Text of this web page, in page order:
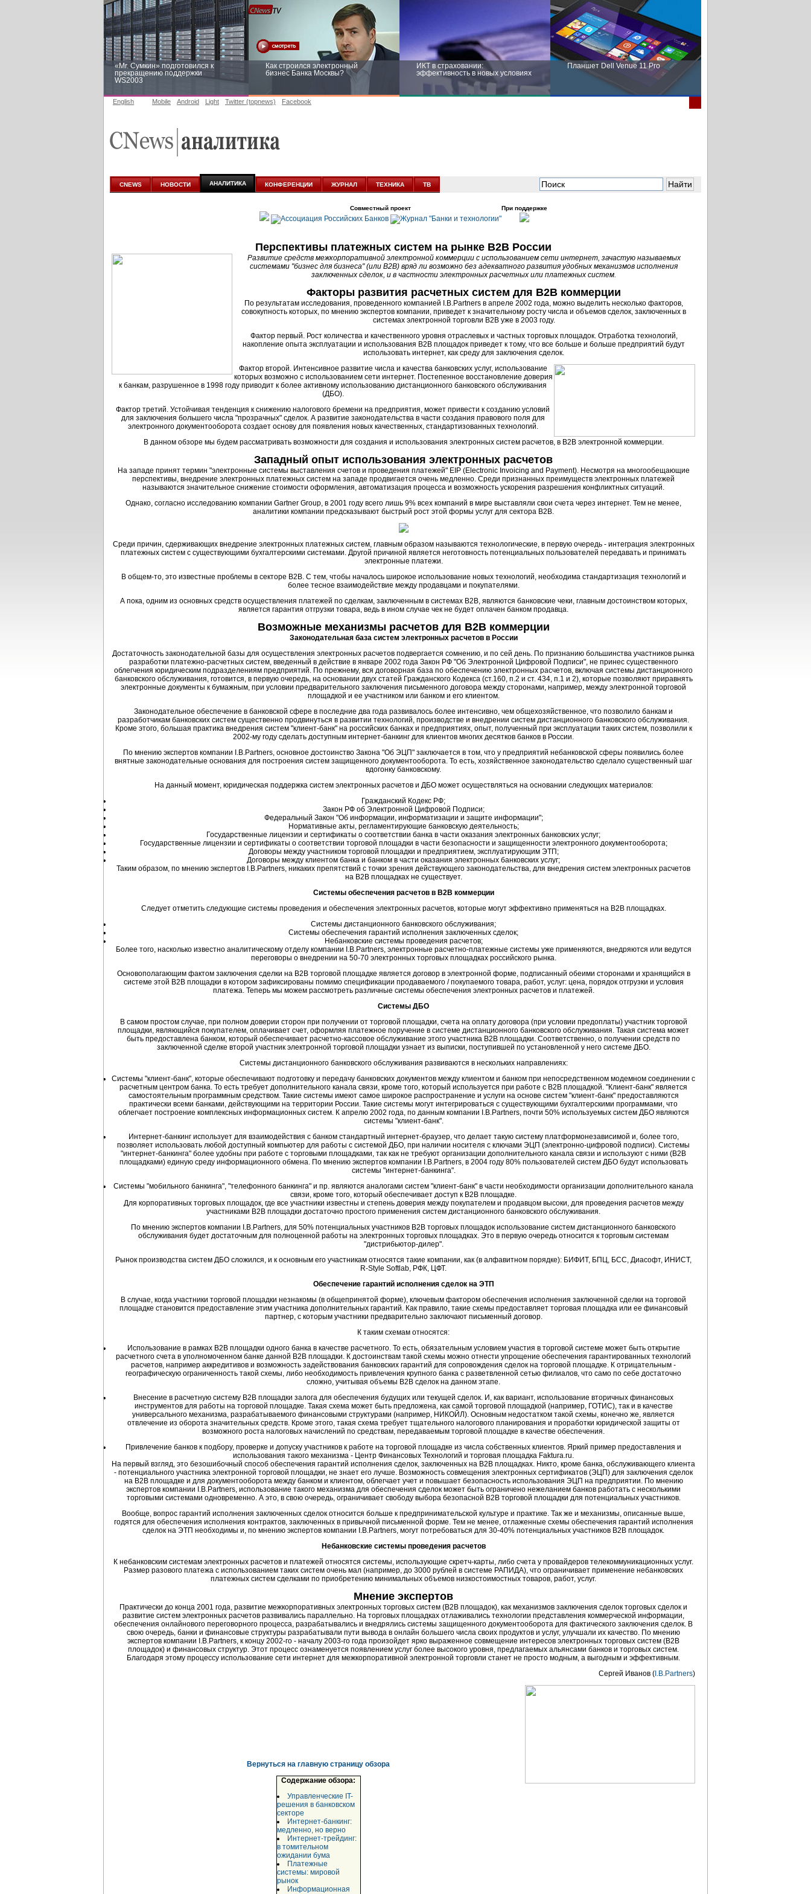
«Mr. Сумкин» подготовился к
прекращению поддержки
WS2003
Как строился электронный
бизнес Банка Москвы?
ИКТ в страховании:
эффективность в новых условиях
Планшет Dell Venue 11 Pro
аналитике
новых условиях
English Mobile Android Light Twitter (topnews) Facebook
CNEWS НОВОСТИ АНАЛИТИКА КОНФЕРЕНЦИИ ЖУРНАЛ ТЕХНИКА ТВ
Совместный проект При поддержке
Перспективы платежных систем на рынке B2B России
Развитие средств межкорпоративной электронной коммерции с использованием сети интернет, зачастую называемых
системами "бизнес для бизнеса" (или B2B) вряд ли возможно без адекватного развития удобных механизмов исполнения
заключенных сделок, и в частности электронных расчетных или платежных систем.
Факторы развития расчетных систем для B2B коммерции
По результатам исследования, проведенного компанией I.B.Partners в апреле 2002 года, можно выделить несколько факторов,
совокупность которых, по мнению экспертов компании, приведет к значительному росту числа и объемов сделок, заключенных в
системах электронной торговли B2B уже в 2003 году.
Фактор первый. Рост количества и качественного уровня отраслевых и частных торговых площадок. Отработка технологий,
накопление опыта эксплуатации и использования B2B площадок приведет к тому, что все больше и больше предприятий будут
использовать интернет, как среду для заключения сделок.
Фактор второй. Интенсивное развитие числа и качества банковских услуг, использование
которых возможно с использованием сети интернет. Постепенное восстановление доверия
к банкам, разрушенное в 1998 году приводит к более активному использованию дистанционного банковского обслуживания
(ДБО).
Фактор третий. Устойчивая тенденция к снижению налогового бремени на предприятия, может привести к созданию условий
для заключения большего числа "прозрачных" сделок. А развитие законодательства в части создания правового поля для
электронного документооборота создает основу для появления новых качественных, стандартизованных технологий.
В данном обзоре мы будем рассматривать возможности для создания и использования электронных систем расчетов, в B2B электронной коммерции.
Западный опыт использования электронных расчетов
На западе принят термин "электронные системы выставления счетов и проведения платежей" EIP (Electronic Invoicing and Payment). Несмотря на многообещающие
перспективы, внедрение электронных платежных систем на западе продвигается очень медленно. Среди признанных преимуществ электронных платежей
называются значительное снижение стоимости оформления, автоматизация процесса и возможность ускорения разрешения конфликтных ситуаций.
Однако, согласно исследованию компании Gartner Group, в 2001 году всего лишь 9% всех компаний в мире выставляли свои счета через интернет. Тем не менее,
аналитики компании предсказывают быстрый рост этой формы услуг для сектора В2В.
Среди причин, сдерживающих внедрение электронных платежных систем, главным образом называются технологические, в первую очередь - интеграция электронных
платежных систем с существующими бухгалтерскими системами. Другой причиной является неготовность потенциальных пользователей передавать и принимать
электронные платежи.
В общем-то, это известные проблемы в секторе В2В. С тем, чтобы началось широкое использование новых технологий, необходима стандартизация технологий и
более тесное взаимодействие между продавцами и покупателями.
А пока, одним из основных средств осуществления платежей по сделкам, заключенным в системах B2B, являются банковские чеки, главным достоинством которых,
является гарантия отгрузки товара, ведь в ином случае чек не будет оплачен банком продавца.
Возможные механизмы расчетов для B2B коммерции
Законодательная база систем электронных расчетов в России
Достаточность законодательной базы для осуществления электронных расчетов подвергается сомнению, и по сей день. По признанию большинства участников рынка
разработки платежно-расчетных систем, введенный в действие в январе 2002 года Закон РФ "Об Электронной Цифровой Подписи", не принес существенного
облегчения юридическим подразделениям предприятий. По прежнему, вся договорная база по обеспечению электронных расчетов, включая системы дистанционного
банковского обслуживания, готовится, в первую очередь, на основании двух статей Гражданского Кодекса (ст.160, п.2 и ст. 434, п.1 и 2), которые позволяют приравнять
электронные документы к бумажным, при условии предварительного заключения письменного договора между сторонами, например, между электронной торговой
площадкой и ее участником или банком и его клиентом.
Законодательное обеспечение в банковской сфере в последние два года развивалось более интенсивно, чем общехозяйственное, что позволило банкам и
разработчикам банковских систем существенно продвинуться в развитии технологий, производстве и внедрении систем дистанционного банковского обслуживания.
Кроме этого, большая практика внедрения систем "клиент-банк" на российских банках и предприятиях, опыт, полученный при эксплуатации таких систем, позволили к
2002-му году сделать доступным интернет-банкинг для клиентов многих десятков банков в России.
По мнению экспертов компании I.B.Partners, основное достоинство Закона "Об ЭЦП" заключается в том, что у предприятий небанковской сферы появились более
внятные законодательные основания для построения систем защищенного документооборота. То есть, хозяйственное законодательство сделало существенный шаг
вдогонку банковскому.
На данный момент, юридическая поддержка систем электронных расчетов и ДБО может осуществляться на основании следующих материалов:
Гражданский Кодекс РФ;
Закон РФ об Электронной Цифровой Подписи;
Федеральный Закон "Об информации, информатизации и защите информации";
Нормативные акты, регламентирующие банковскую деятельность;
Государственные лицензии и сертификаты о соответствии банка в части оказания электронных банковских услуг;
Государственные лицензии и сертификаты о соответствии торговой площадки в части безопасности и защищенности электронного документооборота;
Договоры между участником торговой площадки и предприятием, эксплуатирующим ЭТП;
Договоры между клиентом банка и банком в части оказания электронных банковских услуг;
Таким образом, по мнению экспертов I.B.Partners, никаких препятствий с точки зрения действующего законодательства, для внедрения систем электронных расчетов
на B2B площадках не существует.
Системы обеспечения расчетов в B2B коммерции
Следует отметить следующие системы проведения и обеспечения электронных расчетов, которые могут эффективно применяться на B2B площадках.
Системы дистанционного банковского обслуживания;
Системы обеспечения гарантий исполнения заключенных сделок;
Небанковские системы проведения расчетов;
Более того, насколько известно аналитическому отделу компании I.B.Partners, электронные расчетно-платежные системы уже применяются, внедряются или ведутся
переговоры о внедрении на 50-70 электронных торговых площадках российского рынка.
Основополагающим фактом заключения сделки на B2B торговой площадке является договор в электронной форме, подписанный обеими сторонами и хранящийся в
системе этой B2B площадки в котором зафиксированы помимо спецификации продаваемого / покупаемого товара, работ, услуг: цена, порядок отгрузки и условия
платежа. Теперь мы можем рассмотреть различные системы обеспечения электронных расчетов и платежей.
Системы ДБО
В самом простом случае, при полном доверии сторон при получении от торговой площадки, счета на оплату договора (при условии предоплаты) участник торговой
площадки, являющийся покупателем, оплачивает счет, оформляя платежное поручение в системе дистанционного банковского обслуживания. Такая система может
быть предоставлена банком, который обеспечивает расчетно-кассовое обслуживание этого участника B2B площадки. Соответственно, о получении средств по
заключенной сделке второй участник электронной торговой площадки узнает из выписки, поступившей по установленной у него системе ДБО.
Системы дистанционного банковского обслуживания развиваются в нескольких направлениях:
Системы "клиент-банк", которые обеспечивают подготовку и передачу банковских документов между клиентом и банком при непосредственном модемном соединении с
расчетным центром банка. То есть требует дополнительного канала связи, кроме того, который используется при работе с B2B площадкой. "Клиент-банк" является
самостоятельным программным средством. Такие системы имеют самое широкое распространение и услуги на основе систем "клиент-банк" предоставляются
практически всеми банками, действующими на территории России. Такие системы могут интегрироваться с существующими бухгалтерскими программами, что
облегчает построение комплексных информационных систем. К апрелю 2002 года, по данным компании I.B.Partners, почти 50% используемых систем ДБО являются
системы "клиент-банк".
Интернет-банкинг использует для взаимодействия с банком стандартный интернет-браузер, что делает такую систему платформонезависимой и, более того,
позволяет использовать любой доступный компьютер для работы с системой ДБО, при наличии носителя с ключами ЭЦП (электронно-цифровой подписи). Системы
"интернет-банкинга" более удобны при работе с торговыми площадками, так как не требуют организации дополнительного канала связи и используют с ними (B2B
площадками) единую среду информационного обмена. По мнению экспертов компании I.B.Partners, в 2004 году 80% пользователей систем ДБО будут использовать
системы "интернет-банкинга".
Системы "мобильного банкинга", "телефонного банкинга" и пр. являются аналогами систем "клиент-банк" в части необходимости организации дополнительного канала
связи, кроме того, который обеспечивает доступ к B2B площадке.
Для корпоративных торговых площадок, где все участники известны и степень доверия между покупателем и продавцом высоки, для проведения расчетов между
участниками B2B площадки достаточно простого применения систем дистанционного банковского обслуживания.
По мнению экспертов компании I.B.Partners, для 50% потенциальных участников B2B торговых площадок использование систем дистанционного банковского
обслуживания будет достаточным для полноценной работы на электронных торговых площадках. Это в первую очередь относится к торговым системам
"дистрибьютор-дилер".
Рынок производства систем ДБО сложился, и к основным его участникам относятся такие компании, как (в алфавитном порядке): БИФИТ, БПЦ, БСС, Диасофт, ИНИСТ,
R-Style Softlab, РФК, ЦФТ.
Обеспечение гарантий исполнения сделок на ЭТП
В случае, когда участники торговой площадки незнакомы (в общепринятой форме), ключевым фактором обеспечения исполнения заключенной сделки на торговой
площадке становится предоставление этим участника дополнительных гарантий. Как правило, такие схемы предоставляет торговая площадка или ее финансовый
партнер, с которым участники предварительно заключают письменный договор.
К таким схемам относятся:
Использование в рамках B2B площадки одного банка в качестве расчетного. То есть, обязательным условием участия в торговой системе может быть открытие
расчетного счета в уполномоченном банке данной B2B площадки. К достоинствам такой схемы можно отнести упрощение обеспечения гарантированных технологий
расчетов, например аккредитивов и возможность задействования банковских гарантий для сопровождения сделок на торговой площадке. К отрицательным -
географическую ограниченность такой схемы, либо необходимость привлечения крупного банка с разветвленной сетью филиалов, что само по себе достаточно
сложно, учитывая объемы B2B сделок на данном этапе.
Внесение в расчетную систему B2B площадки залога для обеспечения будущих или текущей сделок. И, как вариант, использование вторичных финансовых
инструментов для работы на торговой площадке. Такая схема может быть предложена, как самой торговой площадкой (например, ГОТИС), так и в качестве
универсального механизма, разрабатываемого финансовыми структурами (например, НИКОЙЛ). Основным недостатком такой схемы, конечно же, является
отвлечение из оборота значительных средств. Кроме этого, такая схема требует тщательного налогового планирования и проработки юридической защиты от
возможного роста налоговых начислений по средствам, передаваемым торговой площадке в качестве обеспечения.
Привлечение банков к подбору, проверке и допуску участников к работе на торговой площадке из числа собственных клиентов. Яркий пример предоставления и
использования такого механизма - Центр Финансовых Технологий и торговая площадка Faktura.ru.
На первый взгляд, это безошибочный способ обеспечения гарантий исполнения сделок, заключенных на B2B площадках. Никто, кроме банка, обслуживающего клиента
- потенциального участника электронной торговой площадки, не знает его лучше. Возможность совмещения электронных сертификатов (ЭЦП) для заключения сделок
на B2B площадке и для документооборота между банком и клиентом, облегчает учет и повышает безопасность использования ЭЦП на предприятии. По мнению
экспертов компании I.B.Partners, использование такого механизма для обеспечения сделок может быть ограничено нежеланием банков работать с несколькими
торговыми системами одновременно. А это, в свою очередь, ограничивает свободу выбора безопасной B2B торговой площадки для потенциальных участников.
Вообще, вопрос гарантий исполнения заключенных сделок относится больше к предпринимательской культуре и практике. Так же и механизмы, описанные выше,
годятся для обеспечения исполнения контрактов, заключенных в привычной письменной форме. Тем не менее, отлаженные схемы обеспечения гарантий исполнения
сделок на ЭТП необходимы и, по мнению экспертов компании I.B.Partners, могут потребоваться для 30-40% потенциальных участников B2B площадок.
Небанковские системы проведения расчетов
К небанковским системам электронных расчетов и платежей относятся системы, использующие скретч-карты, либо счета у провайдеров телекоммуникационных услуг.
Размер разового платежа с использованием таких систем очень мал (например, до 3000 рублей в системе РАПИДА), что ограничивает применение небанковских
платежных систем сделками по приобретению минимальных объемов низкостоимостных товаров, работ, услуг.
Мнение экспертов
Практически до конца 2001 года, развитие межкорпоративных электронных торговых систем (B2B площадок), как механизмов заключения сделок торговых сделок и
развитие систем электронных расчетов развивались параллельно. На торговых площадках отлаживались технологии представления коммерческой информации,
обеспечения онлайнового переговорного процесса, разрабатывались и внедрялись системы защищенного документооборота для фактического заключения сделок. В
свою очередь, банки и финансовые структуры разрабатывали пути вывода в онлайн большего числа своих продуктов и услуг, улучшали их качество. По мнению
экспертов компании I.B.Partners, к концу 2002-го - началу 2003-го года произойдет ярко выраженное совмещение интересов электронных торговых систем (B2B
площадок) и финансовых структур. Этот процесс ознаменуется появлением услуг более высокого уровня, предлагаемых альянсами банков и торговых систем.
Благодаря этому процессу использование сети интернет для межкорпоративной электронной торговли станет не просто модным, а выгодным и эффективным.
Сергей Иванов ( I.B.Partners)
Вернуться на главную страницу обзора
Содержание обзора:
Управленческие IT-
решения в банковском
секторе
Интернет-банкинг:
медленно, но верно
Интернет-трейдинг:
в томительном
ожидании бума
Платежные
системы: мировой
рынок
Информационная